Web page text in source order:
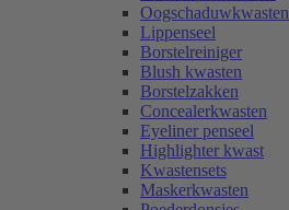
Oogschaduwkwasten
Lippenseel
Borstelreiniger
Blush kwasten
Borstelzakken
Concealerkwasten
Eyeliner penseel
Highlighter kwast
Kwastensets
Maskerkwasten